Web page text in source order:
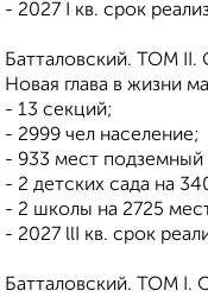
- 2027 I кв. срок
Батталовский. ТОМ II.
Новая глава в жизни
- 13 секций;
- 2999 чел население;
- 933 мест подземный
- 2 детских сада на
- 2 школы на 2725
- 2027 llI кв. срок
Батталовский. ТОМ I.